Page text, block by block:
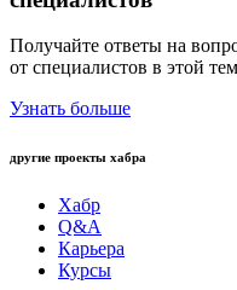
Получайте ответы на
от специалистов в этой
Узнать больше
другие проекты хабра
Хабр
Q&A
Карьера
Курсы